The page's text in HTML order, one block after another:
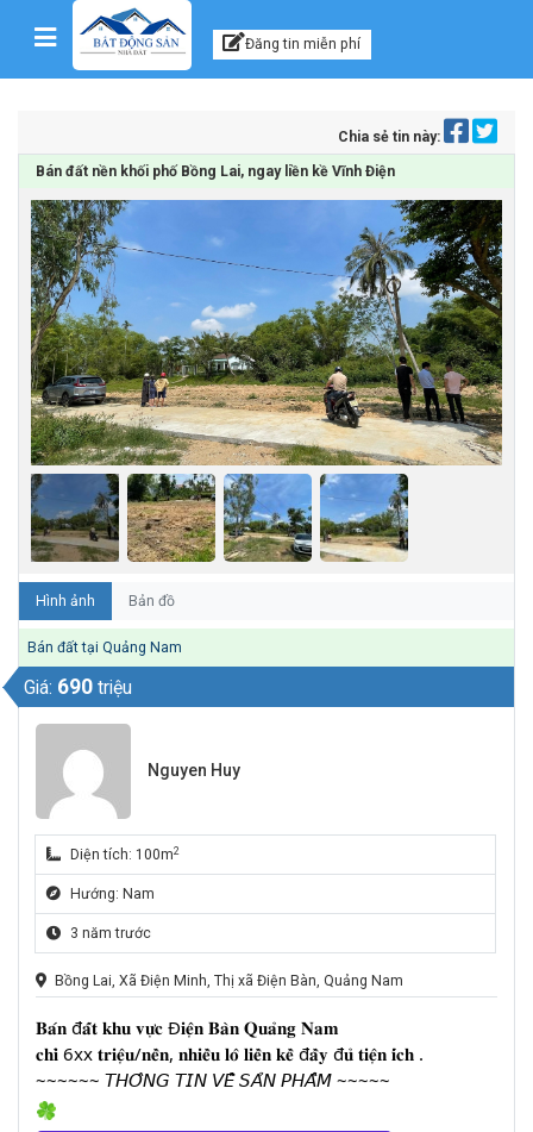
Skip to content Kênh thông tin, tư vấn
Đăng tin miễn phí
Chia sẻ tin này:
Bán đất nền khối phố Bồng Lai, ngay liền kề Vĩnh Điện
Hình ảnh Bản đồ
Bán đất tại Quảng Nam
Giá: 690 triệu
Nguyen Huy
Diện tích: 100m2
Hướng: Nam
3 năm trước
Bồng Lai, Xã Điện Minh, Thị xã Điện Bàn, Quảng Nam
𝐁𝐚́𝐧 đ𝐚̂́𝐭 𝐤𝐡𝐮 𝐯𝐮̛̣𝐜 Đ𝐢𝐞̣̂𝐧 𝐁𝐚̀𝐧 𝐐𝐮𝐚̉𝐧𝐠 𝐍𝐚𝐦
𝐜𝐡𝐢̉ 6xx 𝐭𝐫𝐢𝐞̣̂𝐮/𝐧𝐞̂̀𝐧, 𝐧𝐡𝐢𝐞̂̀𝐮 𝐥𝐨̂ 𝐥𝐢𝐞̂̀𝐧 𝐤𝐞̂̀ đ𝐚̂̀𝐲 đ𝐮̉ 𝐭𝐢𝐞̣̂𝐧 𝐢́𝐜𝐡 .
~~~~~~ 𝘛𝘏𝘖̂𝘕𝘎 𝘛𝘐𝘕 𝘝𝘌̂̀ 𝘚𝘈̉𝘕 𝘗𝘏𝘈̂̉𝘔 ~~~~~